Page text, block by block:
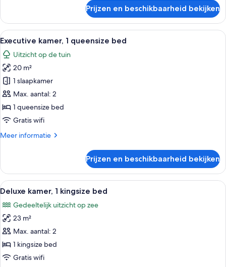
kamer,
tweepersoonsbed
Prijzen en beschikbaarheid bekijken
Alle
foto's
voor
Executive
kamer,
1
queensize
bed
Een slaapkamer met een bed, een
2
Executive kamer, 1 queensize bed
Uitzicht op de tuin
20 m²
1 slaapkamer
Max. aantal: 2
1 queensize bed
Gratis wifi
Meer informatie
Meer
kamer,
queensize
Prijzen en beschikbaarheid bekijken
Alle
foto's
voor
Deluxe
kamer,
1
kingsize
Een slaapkamer met een houten
2
Deluxe kamer, 1 kingsize bed
Gedeeltelijk uitzicht op zee
23 m²
Max. aantal: 2
1 kingsize bed
Gratis wifi